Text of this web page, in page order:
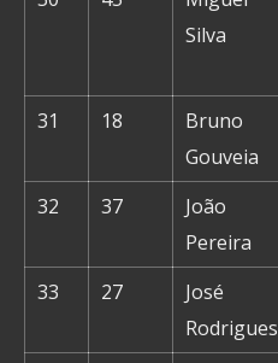
Silva
31 18
Bruno
Gouveia
32
37
João
Pereira
33
27
José
Rodrigues